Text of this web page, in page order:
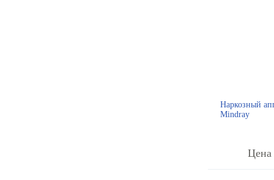
Наркозный
Mindray
Цена